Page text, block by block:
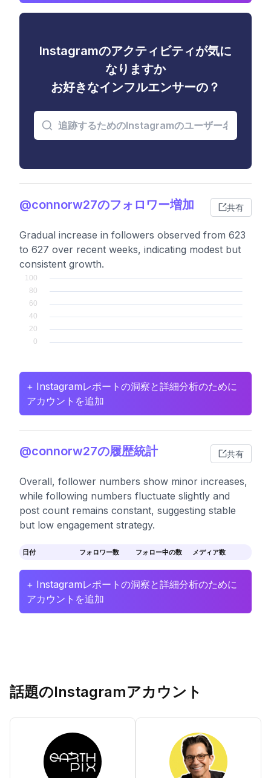
Instagramのアクティビティが気に
なりますか
お好きなインフルエンサーの？
@connorw27のフォロワー増加 共有
Gradual increase in followers observed from 623
to 627 over recent weeks, indicating modest but
consistent growth.
+ Instagramレポートの洞察と詳細分析のために
アカウントを追加
@connorw27の履歴統計 共有
Overall, follower numbers show minor increases,
while following numbers fluctuate slightly and
post count remains constant, suggesting stable
but low engagement strategy.
日付 フォロワー数 フォロー中の数 メディア数
+ Instagramレポートの洞察と詳細分析のために
アカウントを追加
話題のInstagramアカウント